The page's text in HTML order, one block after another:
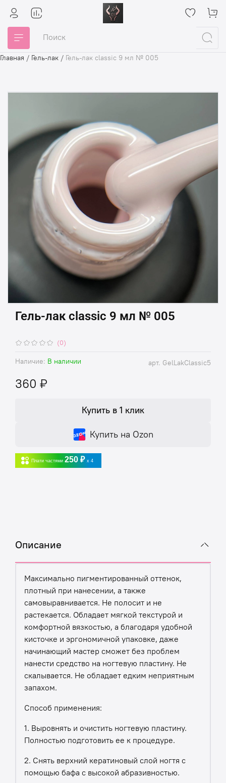
Главная / Гель-лак / Гель-лак classic 9 мл № 005
(0)
арт. GelLakClassic5
Наличие: В наличии
Гель-лак classic 9 мл № 005
360 ₽
Купить в 1 клик
Купить на Ozon
Плати частями 250 ₽ x 4
Описание
​Максимально пигментированный оттенок,
плотный при нанесении, а также
самовыравнивается. Не полосит и не
растекается. Обладает мягкой текстурой и
комфортной вязкостью, а благодаря удобной
кисточке и эргономичной упаковке, даже
начинающий мастер сможет без проблем
нанести средство на ногтевую пластину. Не
скалывается. Не обладает едким неприятным
запахом.
Способ применения:
1. Выровнять и очистить ногтевую пластину.
Полностью подготовить ее к процедуре.
2. Снять верхний кератиновый слой ногтя с
помощью бафа с высокой абразивностью.